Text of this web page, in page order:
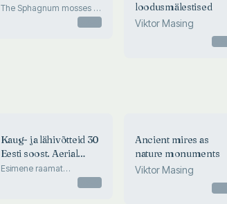
The Sphagnum mosses of
loodusmälestised
Viktor Masing
Kaug- ja lähivõtteid 30
Eesti soost. Aerial
views and close-up
Esimene raamat
telmatograafiast. The first
book on telmatography
Ancient mires as
nature monuments
Viktor Masing